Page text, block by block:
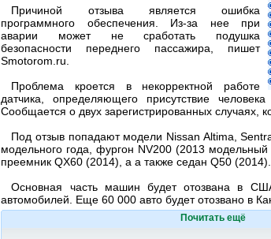
Причиной отзыва является ошибка
программного обеспечения. Из-за нее при
аварии может не сработать подушка
безопасности переднего пассажира, пишет
Smotorom.ru.
Проблема кроется в некорректной работе
датчика, определяющего присутствие
Сообщается о двух зарегистрированных случаях,
Под отзыв попадают модели Nissan Altima,
модельного года, фургон NV200 (2013
преемник QX60 (2014), а а также седан Q50 (2014).
Основная часть машин будет отозвана в
автомобилей. Еще 60 000 авто будет отозвано в
Почитать ещё